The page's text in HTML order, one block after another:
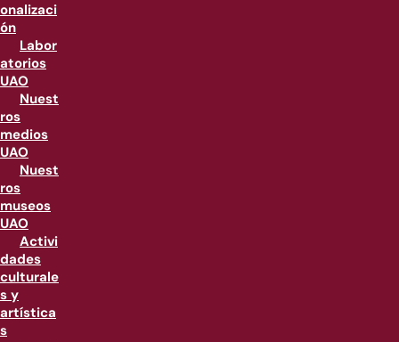
onalizaci
ón
Labor
atorios
UAO
Nuest
ros
medios
UAO
Nuest
ros
museos
UAO
Activi
dades
culturale
s y
artística
s